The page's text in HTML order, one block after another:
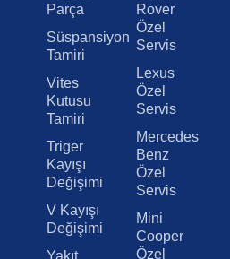
Parça
Süspansiyon
Tamiri
Vites
Kutusu
Tamiri
Triger
Kayışı
Değişimi
V Kayışı
Değişimi
Yakıt
Rover
Özel
Servis
Lexus
Özel
Servis
Mercedes
Benz
Özel
Servis
Mini
Cooper
Özel